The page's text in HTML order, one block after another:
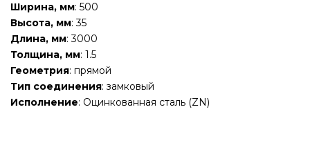
Ширина, мм: 500
Высота, мм: 35
Длина, мм: 3000
Толщина, мм: 1.5
Геометрия: прямой
Тип соединения: замковый
Исполнение: Оцинкованная сталь (ZN)